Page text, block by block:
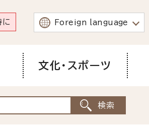
に Foreign language
文化・スポーツ